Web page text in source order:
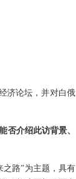
济论坛，并对白俄
否介绍此访背景、
路”为主题，具有